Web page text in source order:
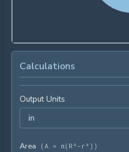
Calculations
Output Units
Area ( A = π(R²-r²) )